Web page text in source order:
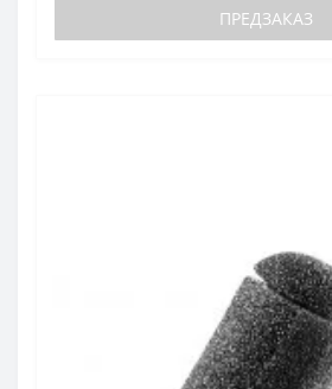
ПРЕДЗАКАЗ